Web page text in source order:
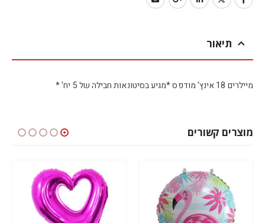
תיאור
מיילרים 18 אינץ' מודפס *מגיע בסיטונאות חבילה של 5 יח' *
מוצרים קשורים